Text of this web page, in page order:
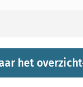
het overzicht